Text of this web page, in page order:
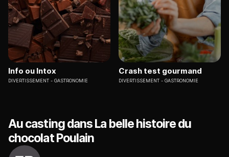
Info ou Intox
DIVERTISSEMENT GASTRONOMIE
Crash test gourmand
DIVERTISSEMENT GASTRONOMIE
Au casting dans La belle histoire du
chocolat Poulain